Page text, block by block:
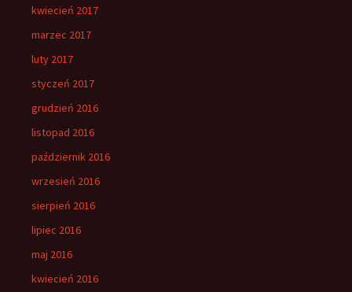
kwiecień 2017
marzec 2017
luty 2017
styczeń 2017
grudzień 2016
listopad 2016
październik 2016
wrzesień 2016
sierpień 2016
lipiec 2016
maj 2016
kwiecień 2016